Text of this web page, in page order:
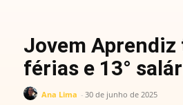
Jovem
férias e 13°
Ana Lima - 30 de junho de 2025